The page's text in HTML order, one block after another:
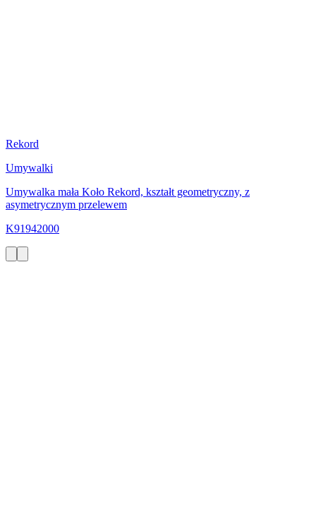
Rekord
Umywalki
Umywalka mała Koło Rekord, kształt geometryczny, z
asymetrycznym przelewem
K91942000